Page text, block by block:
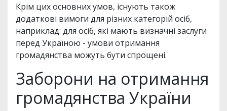
Крім цих основних умов, існують також
додаткові вимоги для різних категорій осіб,
наприклад: для осіб, які мають визначні заслуги
перед Україною - умови отримання
громадянства можуть бути спрощені.
Заборони на отримання
громадянства України